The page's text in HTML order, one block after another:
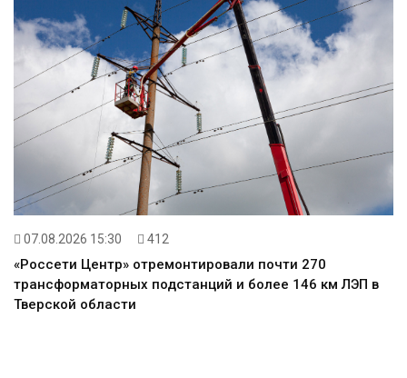
07.08.2026 15:30 412
«Россети Центр» отремонтировали почти 270
трансформаторных подстанций и более 146 км ЛЭП в
Тверской области